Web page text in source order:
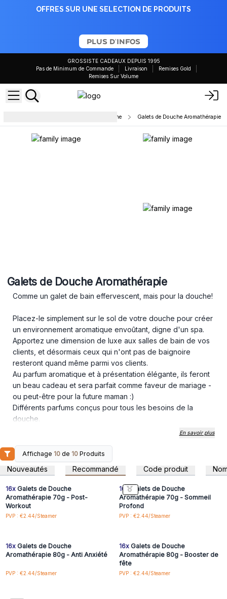
OFFRES SUR UNE SELECTION DE PRODUITS
PLUS D'INFOS
GROSSISTE CADEAUX DEPUIS 1995
Pas de Minimum de Commande
Livraison
Remises Gold
Remises Sur Volume
Tablettes parfumées pour la douche Galets de Douche Aromathérapie
Galets de Douche Aromathérapie
Comme un galet de bain effervescent, mais pour la douche!
Placez-le simplement sur le sol de votre douche pour créer
un environnement aromatique envoûtant, digne d'un spa.
Apportez une dimension de luxe aux salles de bain de vos
clients, et désormais ceux qui n'ont pas de baignoire
resteront quand même parmi vos clients.
Au parfum aromatique et à présentation élégante, ils feront
un beau cadeau et sera parfait comme faveur de mariage -
ou peut-être pour la future maman :)
Différents parfums conçus pour tous les besoins de la
douche.
Rafraîchissez vos ventes et commandez dès aujourd'hui.
En savoir plus
Affichage 10 de 10 Produits
Nouveautés Recommandé Code produit
Connectez-vous ou
inscrivez-vous pour
accéder aux prix de gros
16xGalets de Douche
Aromathérapie 70g - Post-
Workout
PVP : €2.44/Steamer
inscrivez-vous pour
accéder aux prix de gros
16xGalets de Douche
Aromathérapie 70g - Sommeil
Profond
PVP : €2.44/Steamer
Connectez-vous ou
16xGalets de Douche
Aromathérapie 80g - Anti Anxiété
PVP : €2.44/Steamer
Connectez-vous ou
16xGalets de Douche
Aromathérapie 80g - Booster de
fête
PVP : €2.44/Steamer
Connectez-vous ou
Connectez-vous ou